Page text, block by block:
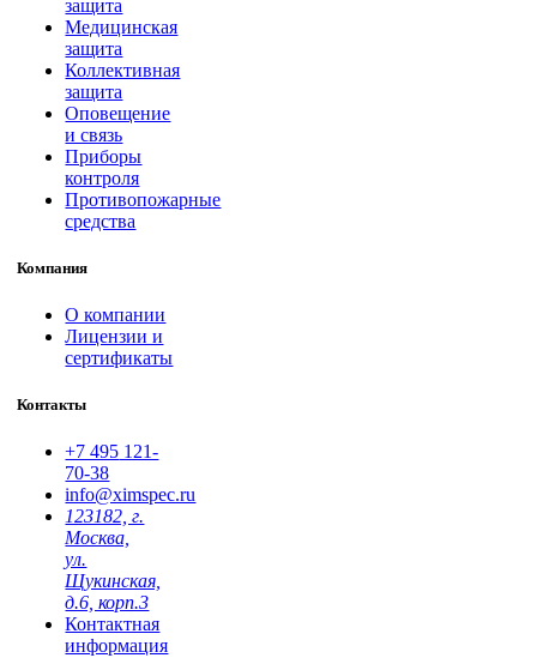
защита
Медицинская
защита
Коллективная
защита
Оповещение
и связь
Приборы
контроля
Противопожарные
средства
Компания
О компании
Лицензии и
сертификаты
Контакты
+7 495 121-
70-38
info@ximspec.ru
123182, г.
Москва,
ул.
Щукинская,
д.6, корп.3
Контактная
информация